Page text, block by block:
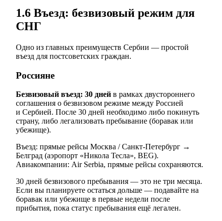
1.6 Въезд: безвизовый режим для
СНГ
Одно из главных преимуществ Сербии — простой
въезд для постсоветских граждан.
Россияне
Безвизовый въезд: 30 дней в рамках двустороннего
соглашения о безвизовом режиме между Россией
и Сербией. После 30 дней необходимо либо покинуть
страну, либо легализовать пребывание (боравак или
убежище).
Въезд: прямые рейсы Москва / Санкт-Петербург →
Белград (аэропорт «Никола Тесла», BEG).
Авиакомпании: Air Serbia, прямые рейсы сохраняются.
30 дней безвизового пребывания — это не три месяца.
Если вы планируете остаться дольше — подавайте на
боравак или убежище в первые недели после
прибытия, пока статус пребывания ещё легален.